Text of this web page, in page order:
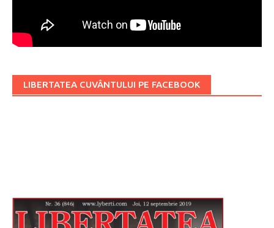
LIBERTATEA CUVÂNTULUI PE FACEBOOK